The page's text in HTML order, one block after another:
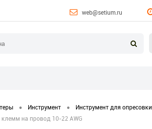
web@setium.ru
• Инструмент • Инструмент для опресовки
на провод 10-22 AWG